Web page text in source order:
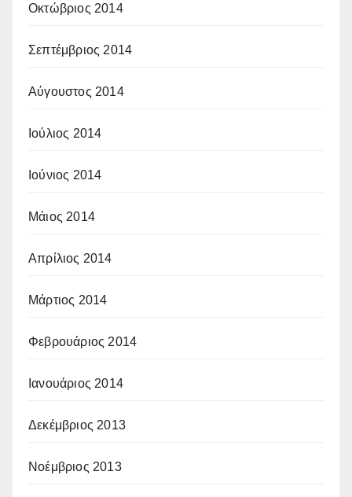
Οκτώβριος 2014
Σεπτέμβριος 2014
Αύγουστος 2014
Ιούλιος 2014
Ιούνιος 2014
Μάιος 2014
Απρίλιος 2014
Μάρτιος 2014
Φεβρουάριος 2014
Ιανουάριος 2014
Δεκέμβριος 2013
Νοέμβριος 2013